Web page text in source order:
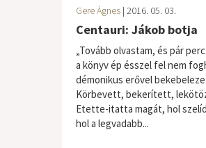
Gere Ágnes | 2016. 05. 03.
Centauri: Jákob botja
„Tovább olvastam, és pár
a könyv ép ésszel fel nem
démonikus erővel
Körbevett, bekerített,
Etette-itatta magát, hol
hol a legvadabb...